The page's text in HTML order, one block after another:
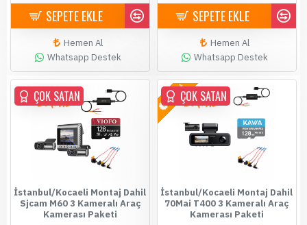
SEPETE EKLE
Hemen Al
Whatsapp Destek
SEPETE EKLE
Hemen Al
Whatsapp Destek
ÇOK SATAN
İstanbul/Kocaeli Montaj Dahil
Sjcam M60 3 Kameralı Araç
Kamerası Paketi
YENİÇOK SATAN
İstanbul/Kocaeli Montaj Dahil
70Mai T400 3 Kameralı Araç
Kamerası Paketi